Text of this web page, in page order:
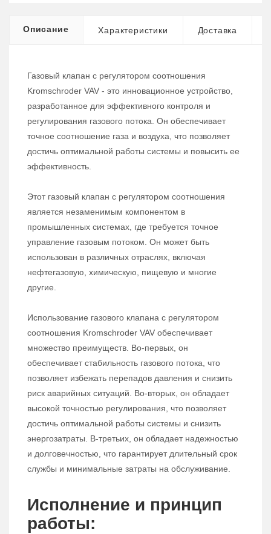
Описание Характеристики Доставка
Газовый клапан с регулятором соотношения
Kromschroder VAV - это инновационное устройство,
разработанное для эффективного контроля и
регулирования газового потока. Он обеспечивает
точное соотношение газа и воздуха, что позволяет
достичь оптимальной работы системы и повысить ее
эффективность.
Этот газовый клапан с регулятором соотношения
является незаменимым компонентом в
промышленных системах, где требуется точное
управление газовым потоком. Он может быть
использован в различных отраслях, включая
нефтегазовую, химическую, пищевую и многие
другие.
Использование газового клапана с регулятором
соотношения Kromschroder VAV обеспечивает
множество преимуществ. Во-первых, он
обеспечивает стабильность газового потока, что
позволяет избежать перепадов давления и снизить
риск аварийных ситуаций. Во-вторых, он обладает
высокой точностью регулирования, что позволяет
достичь оптимальной работы системы и снизить
энергозатраты. В-третьих, он обладает надежностью
и долговечностью, что гарантирует длительный срок
службы и минимальные затраты на обслуживание.
Исполнение и принцип
работы: